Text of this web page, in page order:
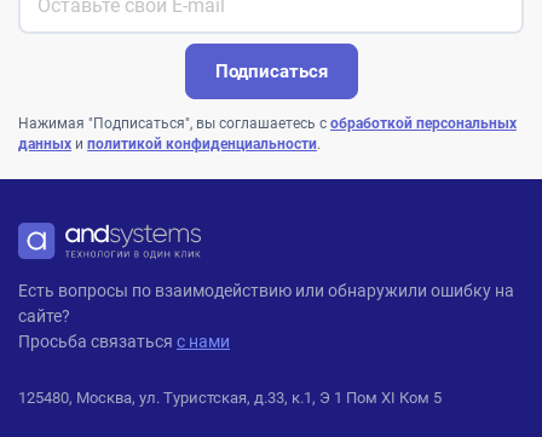
Подписаться
Нажимая "Подписаться", вы соглашаетесь с обработкой персональных
данных и политикой конфиденциальности.
ANDPRO
Есть вопросы по взаимодействию или обнаружили ошибку на
сайте?
Просьба связаться с нами
125480, Москва, ул. Туристская, д.33, к.1, Э 1 Пом XI Ком 5